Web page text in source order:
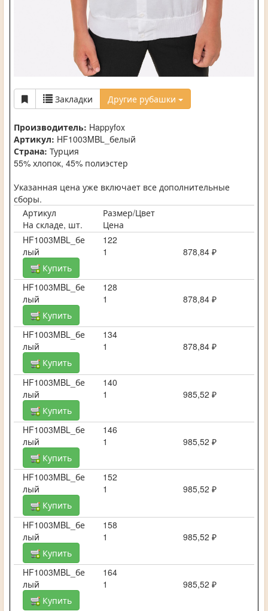
Закладки Другие рубашки
Производитель: Happyfox
Артикул: HF1003MBL_белый
Страна: Турция
55% хлопок, 45% полиэстер
Указанная цена уже включает все дополнительные
сборы.
Артикул
Размер/Цвет
На складе, шт.
Цена
HF1003MBL_бе
лый
122
1
878,84 ₽
Купить
HF1003MBL_бе
лый
128
1
878,84 ₽
Купить
HF1003MBL_бе
лый
134
1
878,84 ₽
Купить
HF1003MBL_бе
лый
140
1
985,52 ₽
Купить
HF1003MBL_бе
лый
146
1
985,52 ₽
Купить
HF1003MBL_бе
лый
152
1
985,52 ₽
Купить
HF1003MBL_бе
лый
158
1
985,52 ₽
Купить
HF1003MBL_бе
лый
164
1
985,52 ₽
Купить